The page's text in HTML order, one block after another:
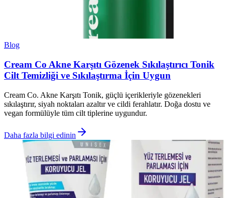
Blog
Cream Co Akne Karşıtı Gözenek Sıkılaştırıcı Tonik
Cilt Temizliği ve Sıkılaştırma İçin Uygun
Cream Co. Akne Karşıtı Tonik, güçlü içerikleriyle gözenekleri
sıkılaştırır, siyah noktaları azaltır ve cildi ferahlatır. Doğa dostu ve
vegan formülüyle tüm cilt tiplerine uygundur.
Daha fazla bilgi edinin